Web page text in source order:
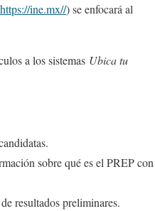
https://ine.mx//) se enfocará al
a los sistemas Ubica tu
sobre qué es el PREP con
resultados preliminares.